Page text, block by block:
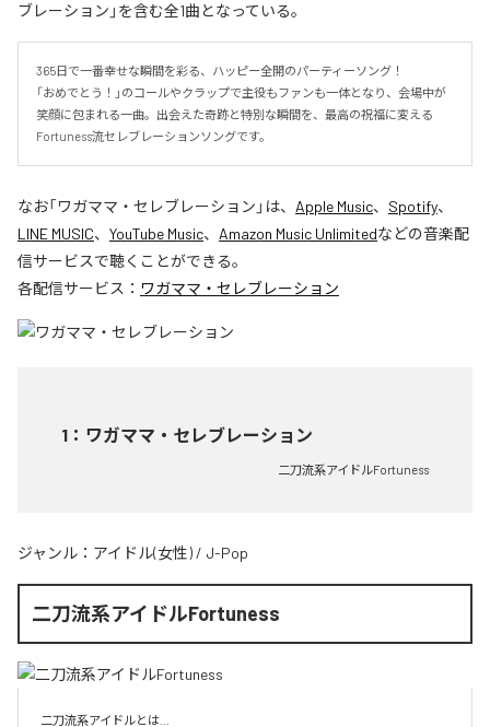
ブレーション」を含む全1曲となっている。
365日で一番幸せな瞬間を彩る、ハッピー全開のパーティーソング！
「おめでとう！」のコールやクラップで主役もファンも一体となり、会場中が
笑顔に包まれる一曲。出会えた奇跡と特別な瞬間を、最高の祝福に変える
Fortuness流セレブレーションソングです。
なお「ワガママ・セレブレーション 」は、 Apple Music、 Spotify、
LINE MUSIC、 YouTube Music、 Amazon Music Unlimitedなどの音楽配
信サービスで聴くことができる。
各配信サービス： ワガママ・セレブレーション
1 ： ワガママ・セレブレーション
二刀流系アイドルFortuness
ジャンル： アイドル(女性) / J-Pop
二刀流系アイドルFortuness
二刀流系アイドルとは…